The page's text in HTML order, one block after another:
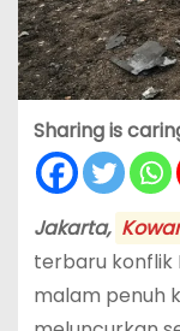
Sharing is
Jakarta,
terbaru konflik
malam penuh